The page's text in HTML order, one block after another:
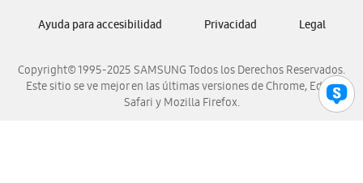
Samsung Venezuela
Copyright© 1995-2025 SAMSUNG Todos los Derechos Reservados.
Este sitio se ve mejor en las últimas versiones de Chrome, Edge,
Safari y Mozilla Firefox.
Ayuda para accesibilidad Privacidad Legal